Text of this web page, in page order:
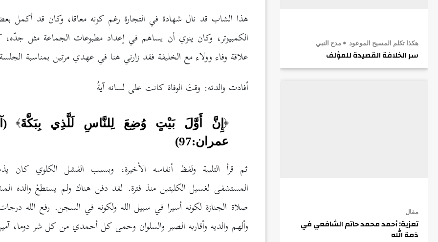
هكذا تكلم المسيح الموعود مدح النبي
سر الخلافة القصيدة للمؤلف
مقال
تعزية: أحمد محمد حاتم الشافعي في
ذمة الله
هذا الشاب قد نال شهادة في التجارة رغم كونه معاقا، وكان قد أكمل
الكمبيوتر، وكان ينوي أن يساهم في إعداد مطبوعات الجماعة مثل
علاقة وفاء وولاء مع الخليفة فقد زارني هنا في عهدي مرتين بمناسبة
أفادت والدته: وقتَ الوفاة كانت على لسانه آيةُ
إِنَّ أَوَّلَ بَيْتٍ وُضِعَ لِلنَّاسِ لَلَّذِي بِبَكَّةَ
عمران:97)
ثم قرأ التلبية ولفظ أنفاسه الأخيرة، وبسبب الفشل الكلوي كان
المستشفى لغسيل الكليتين منذ فترة. لقد دفن هناك ولم يستطعْ والده
صلاة الجنازة لكونه أسيرا في سبيل الله ولكونه في السجن. رفع الله
وألهم والديه وأقاربه الصبر والسلوان وحمى كل أحمدي من كل شر دوما،